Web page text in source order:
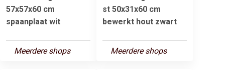
57x57x60 cm
spaanplaat wit
Meerdere shops
st 50x31x60 cm
bewerkt hout zwart
Meerdere shops